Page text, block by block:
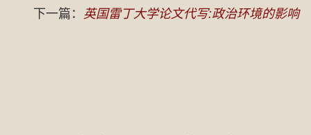
下一篇：
英国雷丁大学论文代写:政治环境的影响